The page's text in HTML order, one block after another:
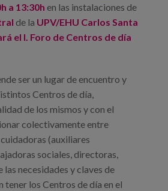
a 13:30h en las instalaciones de
de la UPV/EHU Carlos Santa
el I. Foro de Centros de día
ser un lugar de encuentro y
Centros de día,
de los mismos y con el
colectivamente entre
(auxiliares
sociales, directoras,
necesidades y claves de
tener los Centros de día en el